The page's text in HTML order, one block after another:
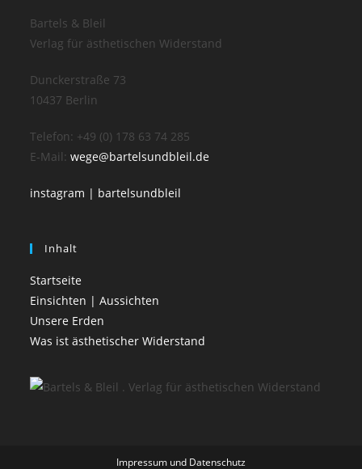
Bartels & Bleil
Verlag für ästhetischen Widerstand
Dunckerstraße 73
10437 Berlin
Telefon: +49 (0) 178 63 74 285
E-Mail:wege@bartelsundbleil.de
instagram | bartelsundbleil
Inhalt
Startseite
Einsichten | Aussichten
Unsere Erden
Was ist ästhetischer Widerstand
Impressum und Datenschutz